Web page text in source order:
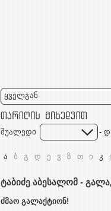
ყველგან
შუალედი -
ა ბ გ დ ე ვ ზ თ ი კ
ტაბიძე აბესალომ -
ძმაო გალაქტიონ!